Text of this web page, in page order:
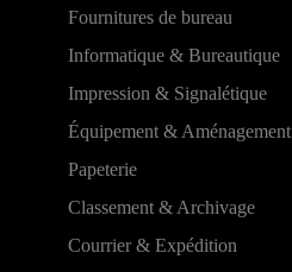
Fournitures de bureau
Informatique & Bureautique
Impression & Signalétique
Équipement & Aménagement
Papeterie
Classement & Archivage
Courrier & Expédition